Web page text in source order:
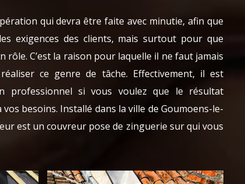
qui devra être faite avec minutie, afin que
exigences des clients, mais surtout pour que
rôle. C’est la raison pour laquelle il ne faut jamais
ce genre de tâche. Effectivement, il est
professionnel si vous voulez que le résultat
besoins. Installé dans la ville de Goumoens-le-
est un couvreur pose de zinguerie sur qui vous